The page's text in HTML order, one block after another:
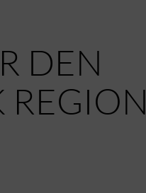
DEN
REGION